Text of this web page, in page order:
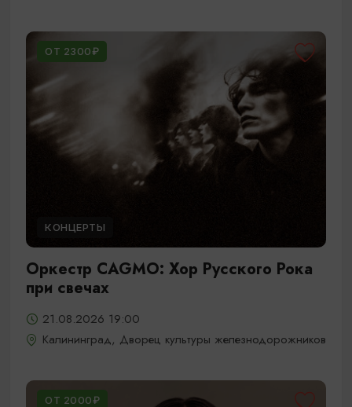
ОТ 2300₽
КОНЦЕРТЫ
Оркестр CAGMO: Хор Русского Рока
при свечах
21.08.2026 19:00
Калининград, Дворец культуры железнодорожников
ОТ 2000₽